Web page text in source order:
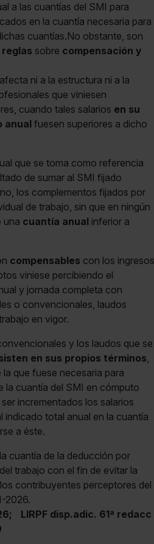
a las cuantías del SMI para
en la cuantía necesaria para
cuantías.No obstante, son
reglas sobre compensación y
ni a la estructura ni a la
que viniesen
cuando tales salarios en su
anual fuesen superiores a dicho
que se toma como referencia
de sumar al SMI fijado
los complementos fijados por
de trabajo, sin que en ningún
una cuantía anual inferior a
compensables con los ingresos
viniese percibiendo el
y jornada completa con
o convencionales, laudos
en vigor.
y los laudos que se
en sus propios términos,
que fuese necesaria para
la cuantía del SMI en cómputo
incrementados los salarios
indicado total anual en la cuantía
a éste.
cuantía de la deducción por
trabajo con el fin de evitar la
contribuyentes perceptores del
2026.
LIRPF disp.adic. 61ª redacc